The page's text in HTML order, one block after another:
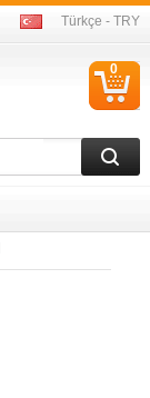
Türkçe - TRY
0